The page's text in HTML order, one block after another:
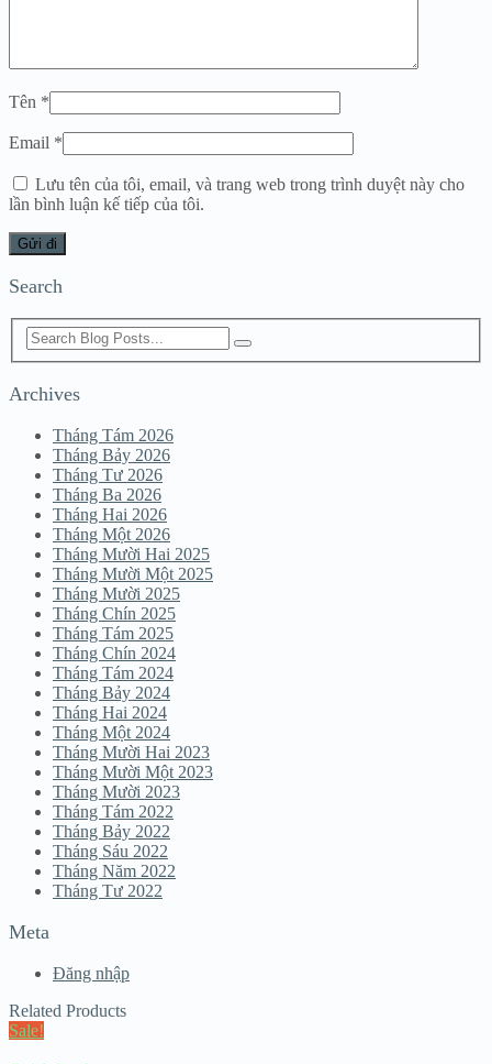
Tên *
Email *
Lưu tên của tôi, email, và trang web trong trình duyệt này cho
lần bình luận kế tiếp của tôi.
Search
Archives
Tháng Tám 2026
Tháng Bảy 2026
Tháng Tư 2026
Tháng Ba 2026
Tháng Hai 2026
Tháng Một 2026
Tháng Mười Hai 2025
Tháng Mười Một 2025
Tháng Mười 2025
Tháng Chín 2025
Tháng Tám 2025
Tháng Chín 2024
Tháng Tám 2024
Tháng Bảy 2024
Tháng Hai 2024
Tháng Một 2024
Tháng Mười Hai 2023
Tháng Mười Một 2023
Tháng Mười 2023
Tháng Tám 2022
Tháng Bảy 2022
Tháng Sáu 2022
Tháng Năm 2022
Tháng Tư 2022
Meta
Đăng nhập
Related Products
Sale!